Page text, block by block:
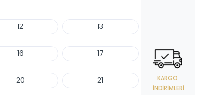
12 13
16 17
20 21
KARGO
İNDIRIMLERI